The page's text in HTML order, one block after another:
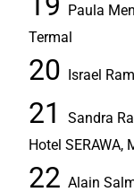
Paula
Termal
Israel
Sandra
Hotel SERAWA,
Alain